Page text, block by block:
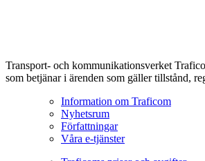
Transport- och kommunikationsverket
som betjänar i ärenden som gäller tillstånd,
Information om Traficom
Nyhetsrum
Författningar
Våra e-tjänster